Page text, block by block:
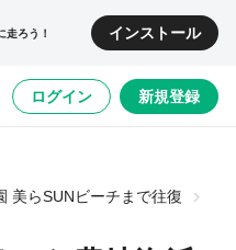
走ろう！ インストール
ログイン 新規登録
美らSUNビーチまで往復